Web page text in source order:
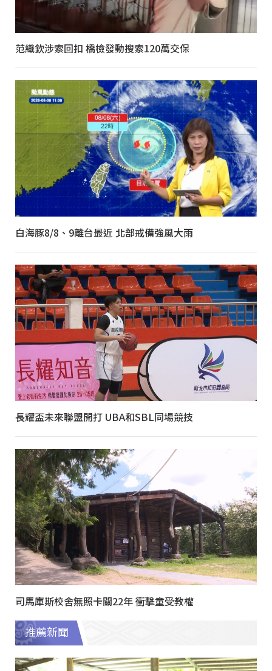
范織欽涉索回扣 橋檢發動搜索120萬交保
白海豚8/8、9離台最近 北部戒備強風大雨
長耀盃未來聯盟開打 UBA和SBL同場競技
司馬庫斯校舍無照卡關22年 衝擊童受教權
推薦新聞